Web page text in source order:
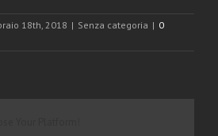
18th, 2018 | Senza categoria | 0